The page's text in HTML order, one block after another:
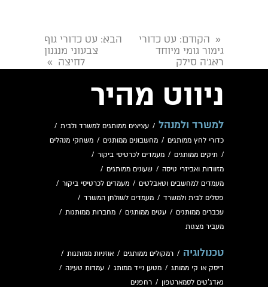
« הקודם: עט כדורי
גימור גומי מיוחד
ראג’ה סילק
הבא: עט כדורי גוף
צבעוני מנגנון
לחיצה
»
ניווט מהיר
למשרד ולמנהל / עציצים ממותגים למשרד ולבית /
כדורי לחץ ממותגים / מחשבונים ממותגים / משחקי מנהלים
/ תיקים ממותגים / מעמדים לכרטיסי ביקור /
מזוודות ואביזרי טיסה / שעונים ממותגים /
מעמדים למחשבים וטאבלטים / מעמדים לכרטיסי ביקור /
פסלים לבית ולמשרד / מעמדים לשולחן המשרד /
עכברים ממותגים / עטים ממותגים / מחברות ממותגות /
מעביר מצגות
טכנולוגיה / רמקולים ממותגים / אוזניות ממותגות /
דיסק או קי ממותג / מטען נייד ממותג / עמדות טעינה /
גאדג'טים לסמארטפון / רחפנים